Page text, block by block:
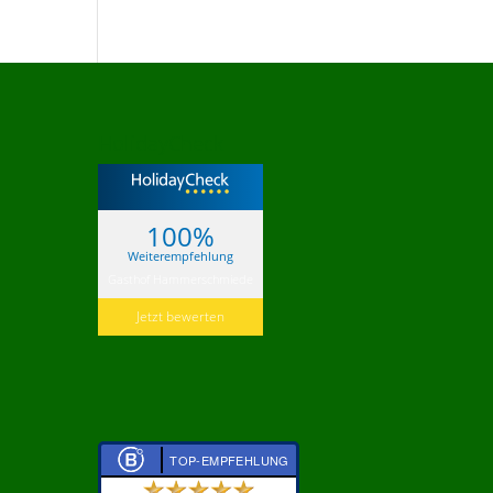
100%
Weiterempfehlung
Jetzt bewerten
TOP-EMPFEHLUNG